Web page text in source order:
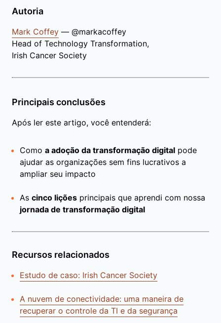
Autoria
Mark Coffey — @markacoffey
Head of Technology Transformation,
Irish Cancer Society
Principais conclusões
Após ler este artigo, você entenderá:
Como a adoção da transformação digital pode
ajudar as organizações sem fins lucrativos a
ampliar seu impacto
As cinco lições principais que aprendi com nossa
jornada de transformação digital
Recursos relacionados
Estudo de caso: Irish Cancer Society
A nuvem de conectividade: uma maneira de
recuperar o controle da TI e da segurança